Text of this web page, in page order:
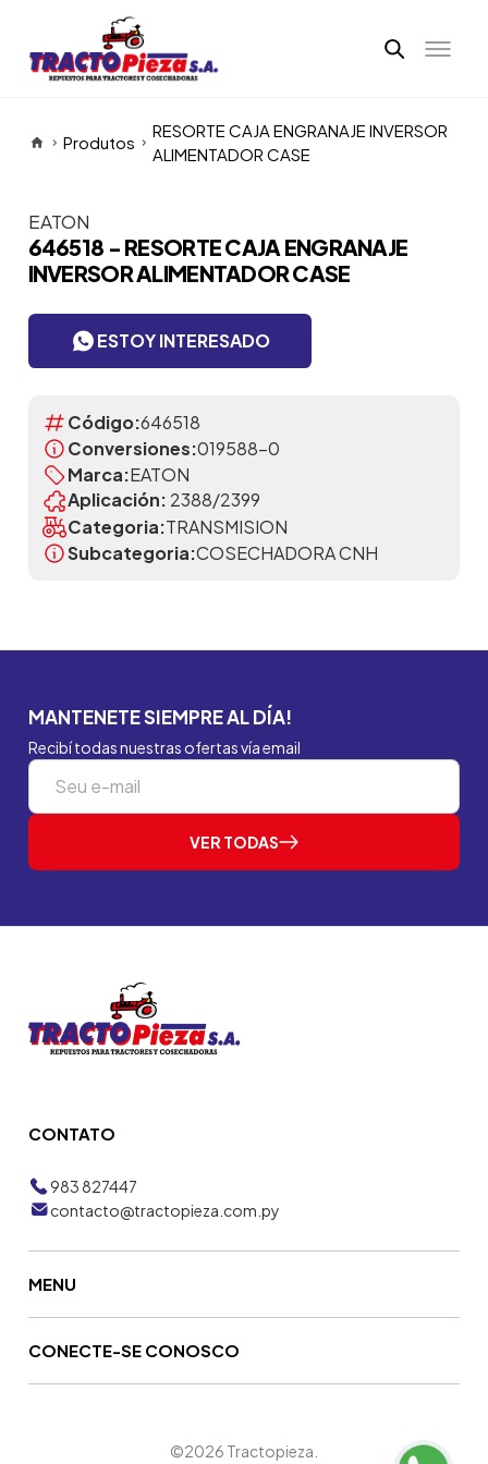
Produtos
RESORTE CAJA ENGRANAJE INVERSOR
ALIMENTADOR CASE
Itens da Galeria
EATON
646518 - RESORTE CAJA ENGRANAJE
INVERSOR ALIMENTADOR CASE
ESTOY INTERESADO
Código:646518
Conversiones:019588-0
Marca:EATON
Aplicación: 2388/2399
Categoria:TRANSMISION
Subcategoria:COSECHADORA CNH
MANTENETE SIEMPRE AL DÍA!
Recibí todas nuestras ofertas vía email
VER TODAS
CONTATO
983 827447
contacto@tractopieza.com.py
MENU
CONECTE-SE CONOSCO
©2026 Tractopieza.